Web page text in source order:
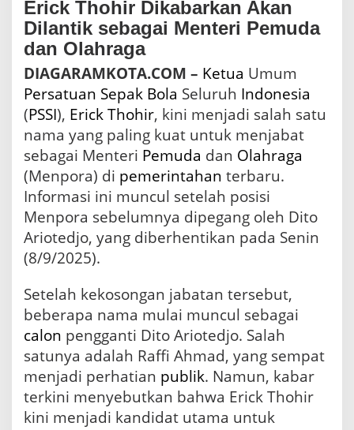
b
i
M
e
n
p
r
a
,
B
a
g
a
n
N
a
i
b
P
Erick Thohir Dikabarkan Akan
Dilantik sebagai Menteri Pemuda
dan Olahraga
DIAGARAMKOTA.COM – Ketua Umum
Persatuan Sepak Bola Seluruh Indonesia
(PSSI), Erick Thohir, kini menjadi salah satu
nama yang paling kuat untuk menjabat
sebagai Menteri Pemuda dan Olahraga
(Menpora) di pemerintahan terbaru.
Informasi ini muncul setelah posisi
Menpora sebelumnya dipegang oleh Dito
Ariotedjo, yang diberhentikan pada Senin
(8/9/2025).
Setelah kekosongan jabatan tersebut,
beberapa nama mulai muncul sebagai
calon pengganti Dito Ariotedjo. Salah
satunya adalah Raffi Ahmad, yang sempat
menjadi perhatian publik. Namun, kabar
terkini menyebutkan bahwa Erick Thohir
kini menjadi kandidat utama untuk